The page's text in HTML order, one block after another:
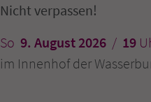
Nicht verpassen!
So 9. August 2026 / 19
im Innenhof der